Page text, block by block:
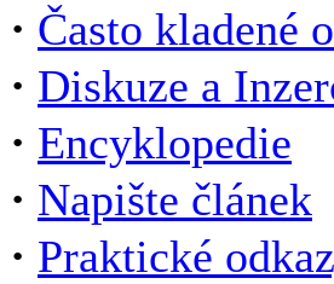
· Často kladené
· Diskuze a
· Encyklopedie
· Napište článek
· Praktické